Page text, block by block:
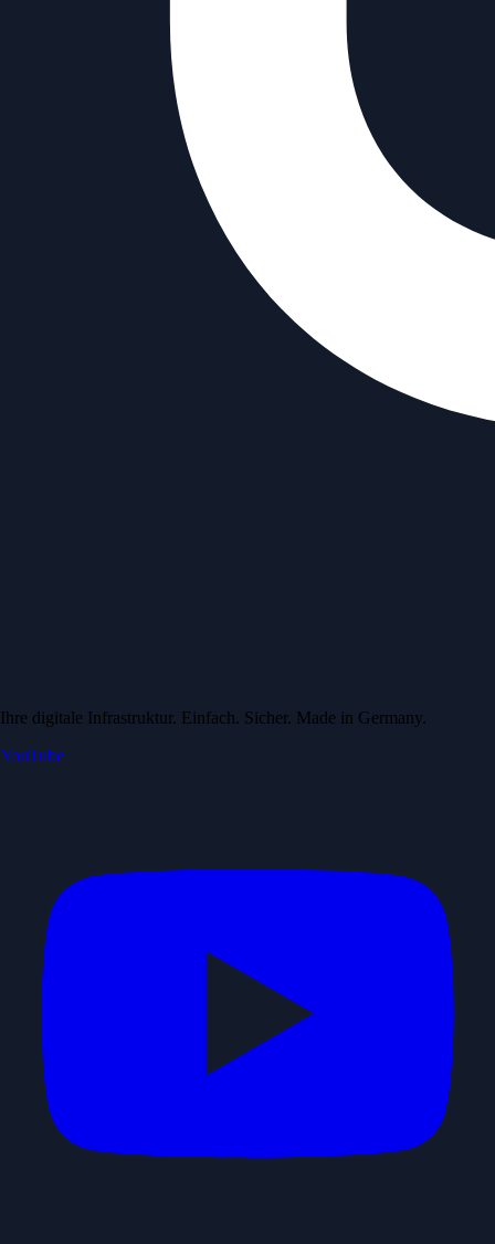
Ihre digitale Infrastruktur. Einfach. Sicher. Made in Germany.
YouTube